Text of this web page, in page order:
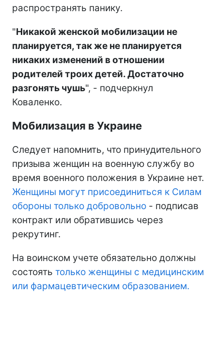
распространять панику.
"Никакой женской мобилизации не
планируется, так же не планируется
никаких изменений в отношении
родителей троих детей. Достаточно
разгонять чушь", - подчеркнул
Коваленко.
Мобилизация в Украине
Следует напомнить, что принудительного
призыва женщин на военную службу во
время военного положения в Украине нет.
Женщины могут присоединиться к Силам
обороны только добровольно - подписав
контракт или обратившись через
рекрутинг.
На воинском учете обязательно должны
состоять только женщины с медицинским
или фармацевтическим образованием.